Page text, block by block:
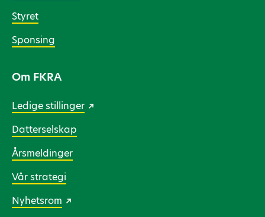
Styret
Sponsing
Om FKRA
Ledige stillinger
Datterselskap
Årsmeldinger
Vår strategi
Nyhetsrom